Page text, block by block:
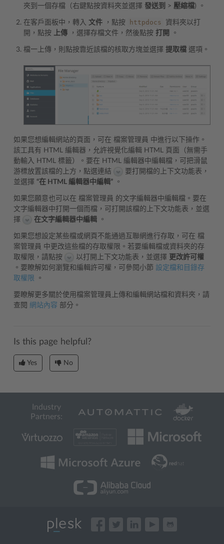
夾到一個存檔（右鍵點按資料夾並選擇 發送到 > 壓縮檔) 。
在客戶面板中，轉入 文件 ，點按 httpdocs
資料夾以打
開，點按 上傳 ，選擇存檔文件，然後點按 打開 。
檔一上傳，則點按靠近該檔的核取方塊並選擇 提取檔 選項。
如果您想編輯網站的頁面，可在 檔案管理員 中進行以下操作。
該工具有 HTML 編輯器，允許視覺化編輯 HTML 頁面（無需手
動輸入 HTML 標籤）。要在 HTML 編輯器中編輯檔，可把滑鼠
游標放置該檔的上方，點選連結
要打開檔的上下文功能表，
並選擇 “在 HTML 編輯器中編輯” 。
如果您願意也可以在 檔案管理員 的文字編輯器中編輯檔。要在
文字編輯器中打開一個而檔，可打開該檔的上下文功能表，並選
擇
在文字編輯器中編輯 。
如果您想設定某些檔或網頁不能通過互聯網進行存取，可在 檔
案管理員 中更改這些檔的存取權限。若要編輯檔或資料夾的存
取權限，請點按
以打開上下文功能表，並選擇 更改許可權
。要瞭解如何瀏覽和編輯許可權，可參閱小節 設定檔和目錄存
取權限 。
要瞭解更多關於使用檔案管理員上傳和編輯網站檔和資料夾，請
查閱 網站內容 部分。
Is this page helpful?
Yes No
Industry
Partners: